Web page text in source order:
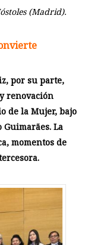
(Madrid).
por su parte,
renovación
de la Mujer, bajo
La
momentos de